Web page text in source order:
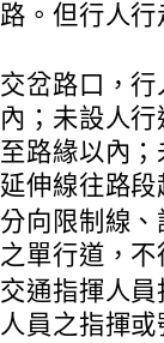
。但行人
岔路口，
；未設人
路緣以內
伸線往路
向限制線
單行道，
通指揮人
員之指揮